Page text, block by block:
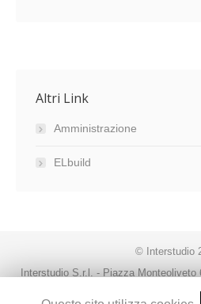
Altri Link
Amministrazione
ELbuild
© Interstudio
Interstudio S.r.l. - Piazza Monteoliveto
99291 - fax. 0573 992930 -